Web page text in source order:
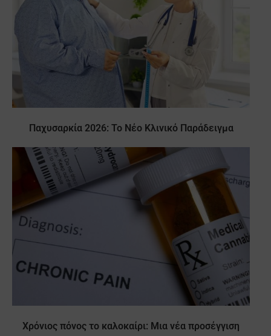
Παχυσαρκία 2026: Το Νέο Κλινικό Παράδειγμα
Χρόνιος πόνος το καλοκαίρι: Μια νέα προσέγγιση